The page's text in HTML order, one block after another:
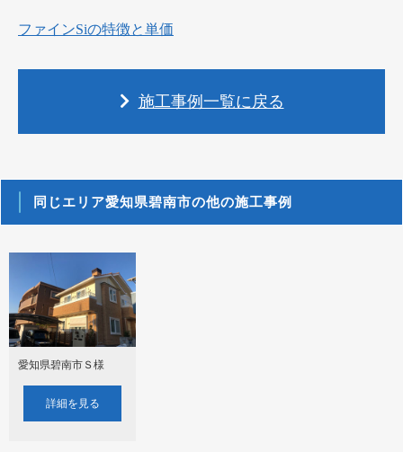
ファインSiの特徴と単価
施工事例一覧に戻る
同じエリア愛知県碧南市の他の施工事例
愛知県碧南市Ｓ様
詳細を見る